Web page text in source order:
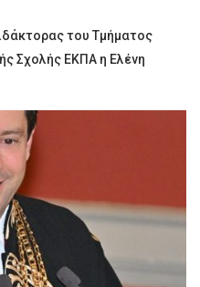
του Τμήματος
Σχολής ΕΚΠΑ η Ελένη